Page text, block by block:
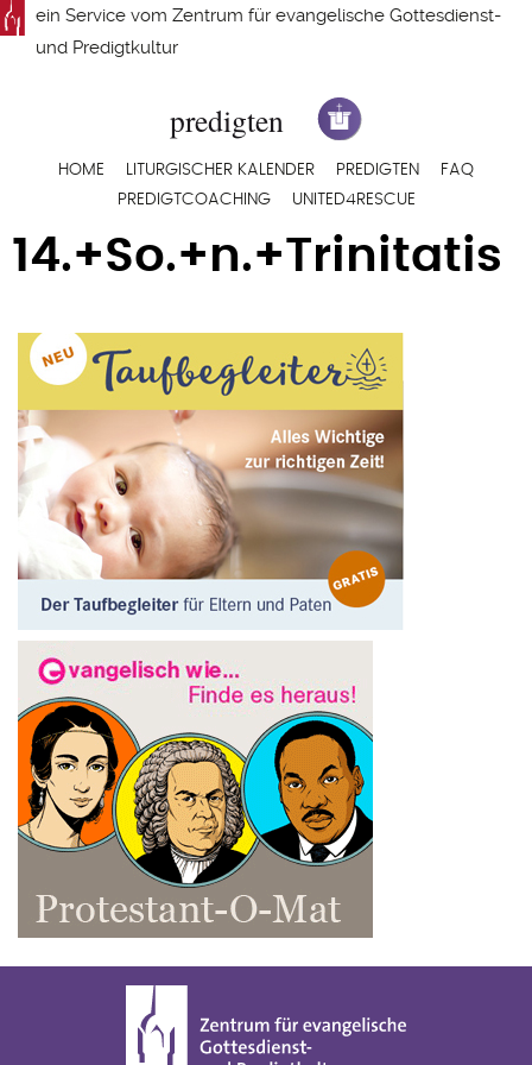
Direkt
zum
ein Service vom Zentrum für evangelische Gottesdienst-
und Predigtkultur
Hauptnavigation
HOME LITURGISCHER KALENDER PREDIGTEN
FAQ
PREDIGTCOACHING
UNITED4RESCUE
14.+So.+n.+Trinitatis